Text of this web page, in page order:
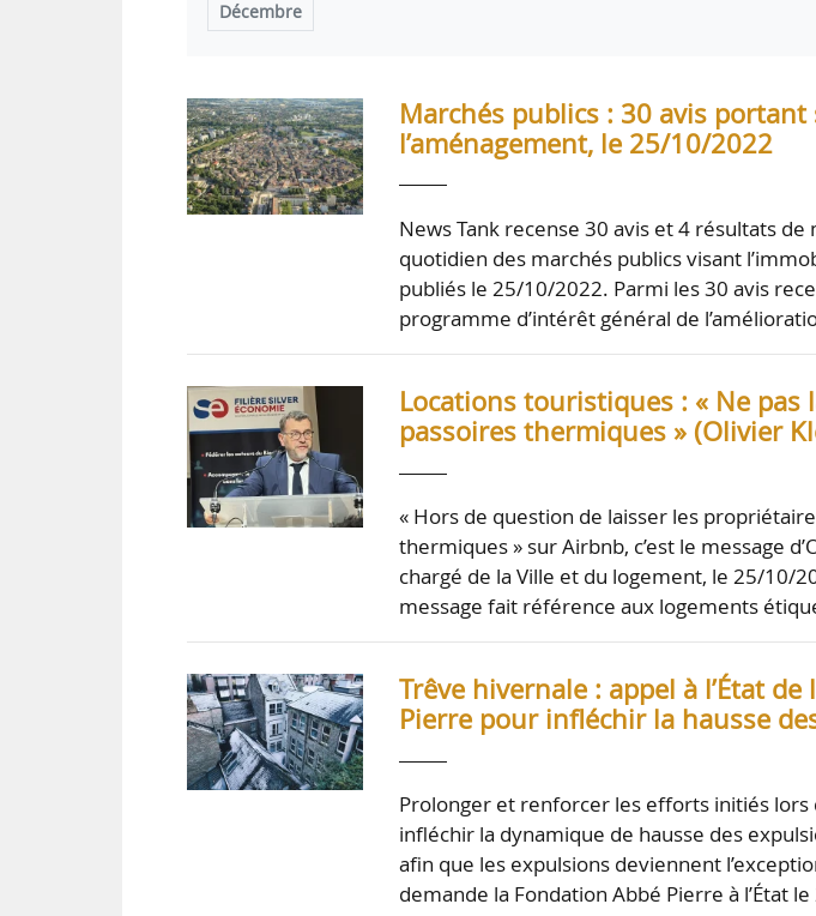
Décembre
Marchés publics : 30 avis
l’aménagement, le 25/10/2022
News Tank recense 30 avis et 4 résultats de
quotidien des marchés publics visant
publiés le 25/10/2022. Parmi les 30 avis
programme d’intérêt général de
Locations touristiques : « Ne pas
passoires thermiques » (Olivier
« Hors de question de laisser les
thermiques » sur Airbnb, c’est le message
chargé de la Ville et du logement, le 25/10/
message fait référence aux logements
Trêve hivernale : appel à l’État
Pierre pour infléchir la hausse
Prolonger et renforcer les efforts initiés lors
infléchir la dynamique de hausse des
afin que les expulsions deviennent
demande la Fondation Abbé Pierre à l’État